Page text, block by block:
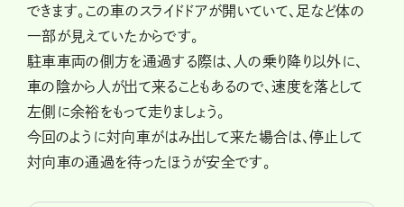
できます。この車のスライドドアが開いていて、足など体の
一部が見えていたからです。
駐車車両の側方を通過する際は、人の乗り降り以外に、
車の陰から人が出て来ることもあるので、速度を落として
左側に余裕をもって走りましょう。
今回のように対向車がはみ出して来た場合は、停止して
対向車の通過を待ったほうが安全です。